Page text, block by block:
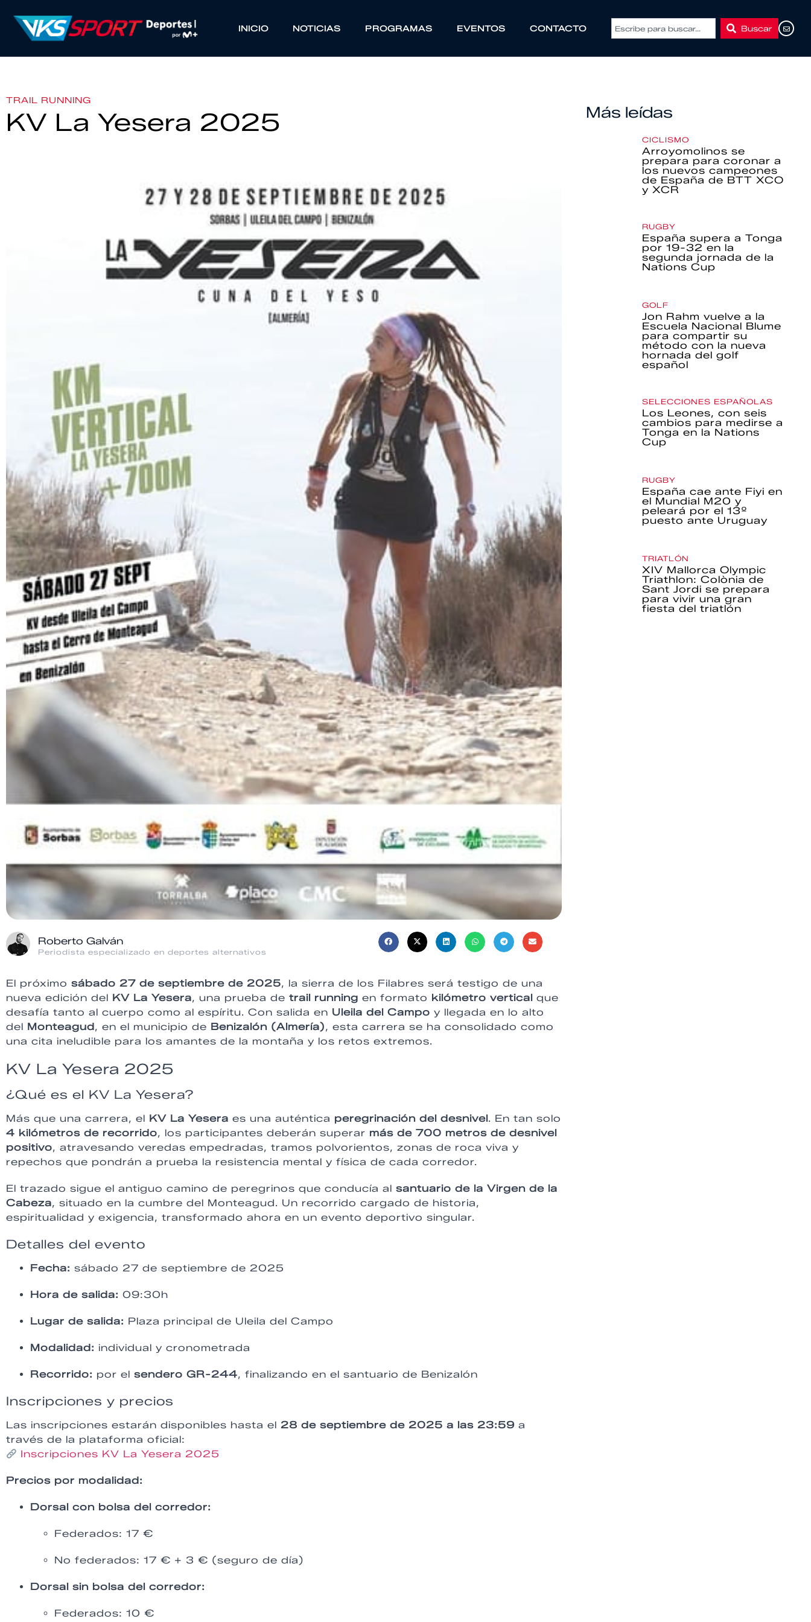
INICIO NOTICIAS PROGRAMAS EVENTOS CONTACTO Buscar
TRAIL RUNNING
KV La Yesera 2025
Roberto Galván
Periodista especializado en deportes alternativos
El próximo sábado 27 de septiembre de 2025, la sierra de los Filabres será testigo de una
nueva edición del KV La Yesera, una prueba de trail running en formato kilómetro vertical que
desafía tanto al cuerpo como al espíritu. Con salida en Uleila del Campo y llegada en lo alto
del Monteagud, en el municipio de Benizalón (Almería), esta carrera se ha consolidado como
una cita ineludible para los amantes de la montaña y los retos extremos.
KV La Yesera 2025
¿Qué es el KV La Yesera?
Más que una carrera, el KV La Yesera es una auténtica peregrinación del desnivel. En tan solo
4 kilómetros de recorrido, los participantes deberán superar más de 700 metros de desnivel
positivo, atravesando veredas empedradas, tramos polvorientos, zonas de roca viva y
repechos que pondrán a prueba la resistencia mental y física de cada corredor.
El trazado sigue el antiguo camino de peregrinos que conducía al santuario de la Virgen de la
Cabeza, situado en la cumbre del Monteagud. Un recorrido cargado de historia,
espiritualidad y exigencia, transformado ahora en un evento deportivo singular.
Detalles del evento
Fecha: sábado 27 de septiembre de 2025
Hora de salida: 09:30h
Lugar de salida: Plaza principal de Uleila del Campo
Modalidad: individual y cronometrada
Recorrido: por el sendero GR-244, finalizando en el santuario de Benizalón
Inscripciones y precios
Las inscripciones estarán disponibles hasta el 28 de septiembre de 2025 a las 23:59 a
través de la plataforma oficial:
Inscripciones KV La Yesera 2025
Precios por modalidad:
Dorsal con bolsa del corredor:
Federados: 17 €
No federados: 17 € + 3 € (seguro de día)
Dorsal sin bolsa del corredor:
Federados: 10 €
Más leídas
CICLISMO
Arroyomolinos se
prepara para coronar a
los nuevos campeones
de España de BTT XCO
y XCR
RUGBY
España supera a Tonga
por 19-32 en la
segunda jornada de la
Nations Cup
GOLF
Jon Rahm vuelve a la
Escuela Nacional Blume
para compartir su
método con la nueva
hornada del golf
español
SELECCIONES ESPAÑOLAS
Los Leones, con seis
cambios para medirse a
Tonga en la Nations
Cup
RUGBY
España cae ante Fiyi en
el Mundial M20 y
peleará por el 13º
puesto ante Uruguay
TRIATLÓN
XIV Mallorca Olympic
Triathlon: Colònia de
Sant Jordi se prepara
para vivir una gran
fiesta del triatlón